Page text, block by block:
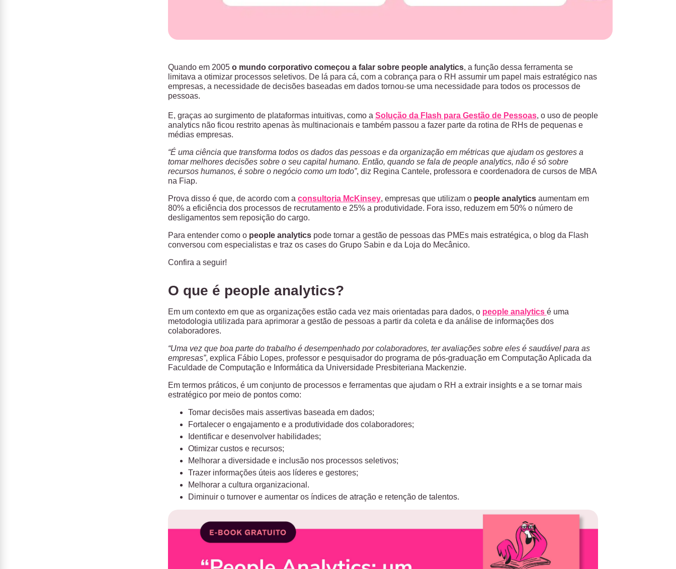
Quando em 2005 o mundo corporativo começou a falar sobre people analytics, a função dessa ferramenta se
limitava a otimizar processos seletivos. De lá para cá, com a cobrança para o RH assumir um papel mais estratégico nas
empresas, a necessidade de decisões baseadas em dados tornou-se uma necessidade para todos os processos de
pessoas.
E, graças ao surgimento de plataformas intuitivas, como a Solução da Flash para Gestão de Pessoas, o uso de people
analytics não ficou restrito apenas às multinacionais e também passou a fazer parte da rotina de RHs de pequenas e
médias empresas.
“É uma ciência que transforma todos os dados das pessoas e da organização em métricas que ajudam os gestores a
tomar melhores decisões sobre o seu capital humano. Então, quando se fala de people analytics, não é só sobre
recursos humanos, é sobre o negócio como um todo”, diz Regina Cantele, professora e coordenadora de cursos de MBA
na Fiap.
Prova disso é que, de acordo com a consultoria McKinsey, empresas que utilizam o people analyticsaumentam em
80% a eficiência dos processos de recrutamento e 25% a produtividade. Fora isso, reduzem em 50% o número de
desligamentos sem reposição do cargo.
Para entender como o people analyticspode tornar a gestão de pessoas das PMEs mais estratégica, o blog da Flash
conversou com especialistas e traz os cases do Grupo Sabin e da Loja do Mecânico.
Confira a seguir!
O que é people analytics?
Em um contexto em que as organizações estão cada vez mais orientadas para dados, o people analytics é uma
metodologia utilizada para aprimorar a gestão de pessoas a partir da coleta e da análise de informações dos
colaboradores.
“Uma vez que boa parte do trabalho é desempenhado por colaboradores, ter avaliações sobre eles é saudável para as
empresas”, explica Fábio Lopes, professor e pesquisador do programa de pós-graduação em Computação Aplicada da
Faculdade de Computação e Informática da Universidade Presbiteriana Mackenzie.
Em termos práticos, é um conjunto de processos e ferramentas que ajudam o RH a extrair insights e a se tornar mais
estratégico por meio de pontos como:
Tomar decisões mais assertivas baseada em dados;
Fortalecer o engajamento e a produtividade dos colaboradores;
Identificar e desenvolver habilidades;
Otimizar custos e recursos;
Melhorar a diversidade e inclusão nos processos seletivos;
Trazer informações úteis aos líderes e gestores;
Melhorar a cultura organizacional.
Diminuir o turnover e aumentar os índices de atração e retenção de talentos.